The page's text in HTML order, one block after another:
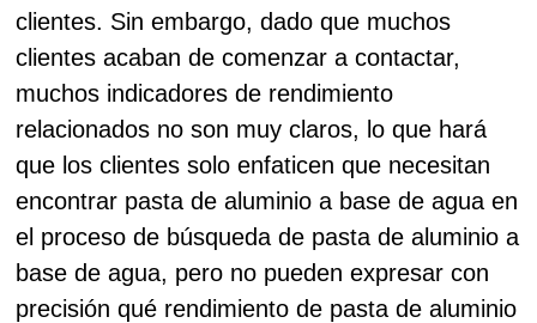
clientes. Sin embargo, dado que muchos
clientes acaban de comenzar a contactar,
muchos indicadores de rendimiento
relacionados no son muy claros, lo que hará
que los clientes solo enfaticen que necesitan
encontrar pasta de aluminio a base de agua en
el proceso de búsqueda de pasta de aluminio a
base de agua, pero no pueden expresar con
precisión qué rendimiento de pasta de aluminio